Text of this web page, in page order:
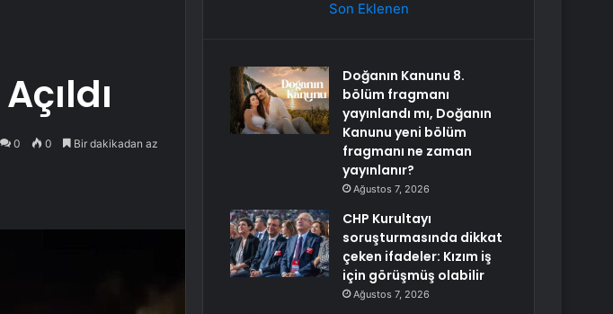
0 0 Bir dakikadan az
Son Eklenen
Doğanın Kanunu 8.
bölüm fragmanı
yayınlandı mı, Doğanın
Kanunu yeni bölüm
fragmanı ne zaman
yayınlanır?
Ağustos 7, 2026
CHP Kurultayı
soruşturmasında dikkat
çeken ifadeler: Kızım iş
için görüşmüş olabilir
Ağustos 7, 2026